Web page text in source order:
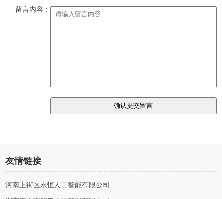
留言内容：
友情链接
河南上街区永恒人工智能有限公司